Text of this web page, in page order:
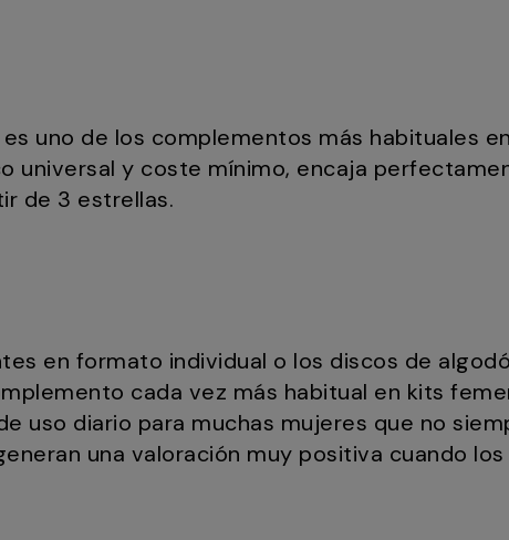
uno de los complementos más habituales
universal y coste mínimo, encaja
de 3 estrellas.
en formato individual o los discos de
cada vez más habitual en kits
uso diario para muchas mujeres que no
una valoración muy positiva cuando